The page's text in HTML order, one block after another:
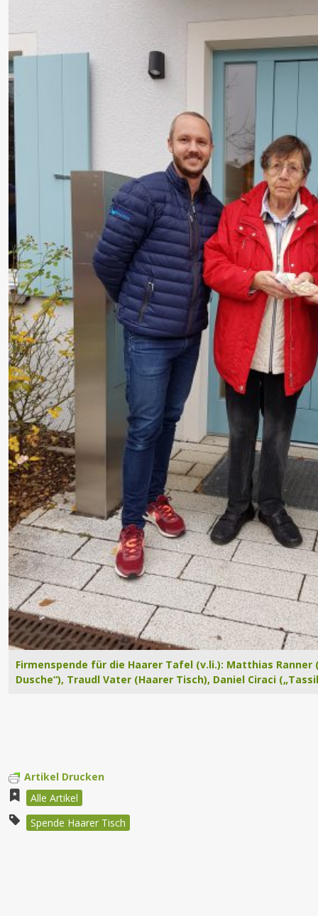
Firmenspende für die Haarer Tafel (v.li.): Matthias Ranner
Dusche“), Traudl Vater (Haarer Tisch), Daniel Ciraci
Artikel Drucken
Alle Artikel
Spende Haarer Tisch